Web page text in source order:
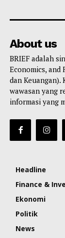
About us
BRIEF adalah
Economics, and
dan Keuangan).
wawasan yang
informasi yang
Headline
Finance &
Ekonomi
Politik
News